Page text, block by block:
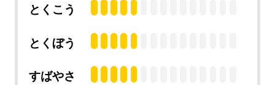
とくこう
とくぼう
すばやさ